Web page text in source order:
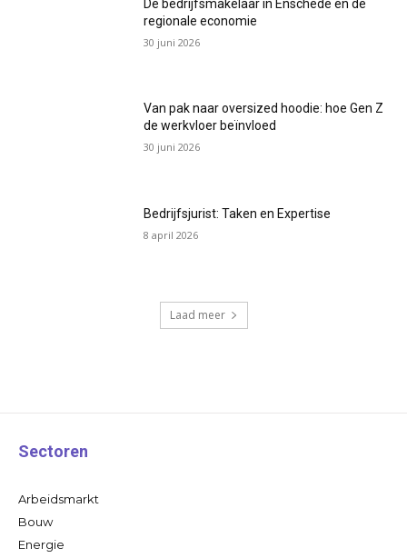
De bedrijfsmakelaar in Enschede en de
regionale economie
30 juni 2026
Van pak naar oversized hoodie: hoe Gen Z
de werkvloer beïnvloed
30 juni 2026
Bedrijfsjurist: Taken en Expertise
8 april 2026
Laad meer
Sectoren
Arbeidsmarkt
Bouw
Energie